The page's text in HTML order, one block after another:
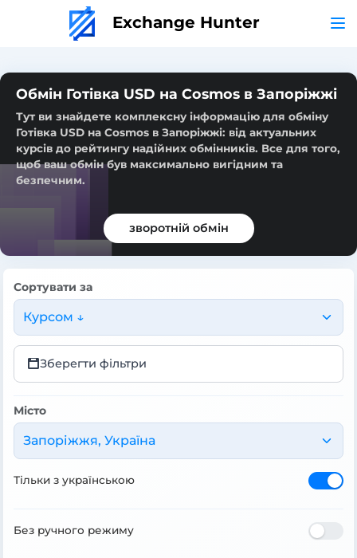
Exchange Hunter
Обмін Готівка USD на Cosmos в Запоріжжі
Тут ви знайдете комплексну інформацію для обміну
Готівка USD на Cosmos в Запоріжжі: від актуальних
курсів до рейтингу надійних обмінників. Все для того,
щоб ваш обмін був максимально вигідним та
безпечним.
зворотній обмін
Сортувати за
Курсом ↓
Зберегти фільтри
Місто
Запоріжжя, Україна
Тільки з українською
Без ручного режиму